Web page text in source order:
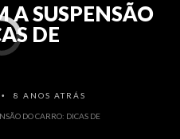
DO CARRO: DICAS DE
A SUSPENSÃO
DE
• 8 ANOS ATRÁS